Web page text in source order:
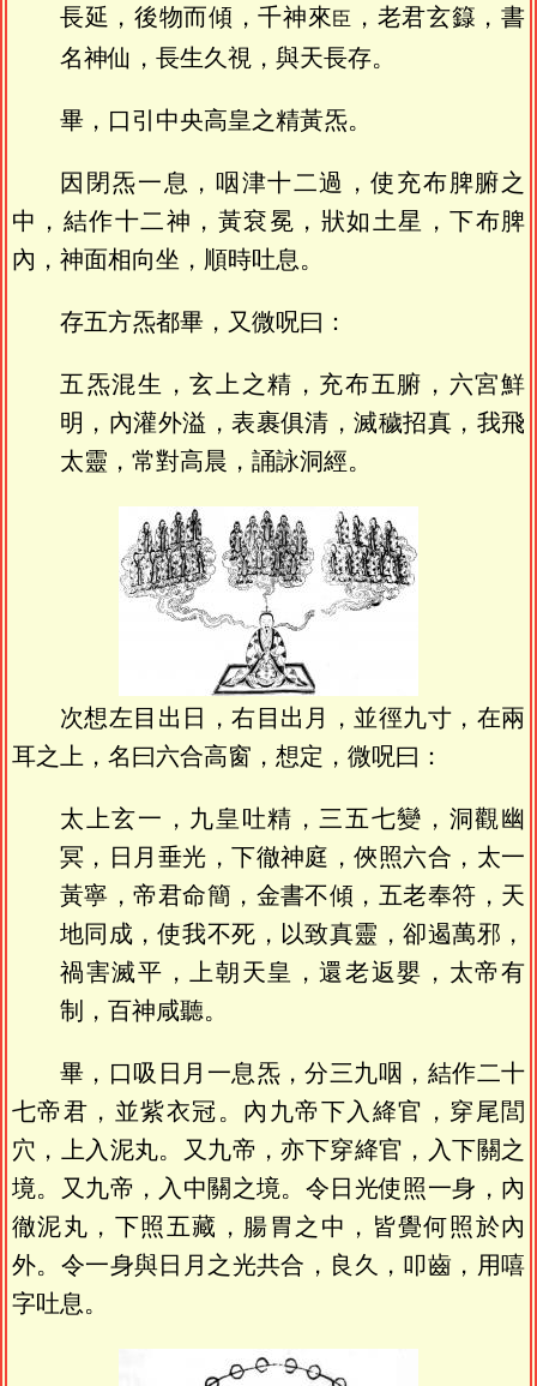
長延，後物而傾，千神來臣
，老君玄籙，書
名神仙，長生久視，與天長存。
畢，口引中央高皇之精黃炁。
因閉炁一息，咽津十二過，使充布脾腑之
中，結作十二神，黃袞冕，狀如土星，下布脾
內，神面相向坐，順時吐息。
存五方炁都畢，又微呪曰：
五炁混生，玄上之精，充布五腑，六宮鮮
明，內灌外溢，表裹俱清，滅穢招真，我飛
太靈，常對高晨，誦詠洞經。
次想左目出日，右目出月，並徑九寸，在兩
耳之上，名曰六合高窗，想定，微呪曰：
太上玄一，九皇吐精，三五七變，洞觀幽
冥，日月垂光，下徹神庭，俠照六合，太一
黃寧，帝君命簡，金書不傾，五老奉符，天
地同成，使我不死，以致真靈，卻遏萬邪，
禍害滅平，上朝天皇，還老返嬰，太帝有
制，百神咸聽。
畢，口吸日月一息炁，分三九咽，結作二十
七帝君，並紫衣冠。內九帝下入絳官，穿尾閭
穴，上入泥丸。又九帝，亦下穿絳官，入下關之
境。又九帝，入中關之境。令日光使照一身，內
徹泥丸，下照五藏，腸胃之中，皆覺何照於內
外。令一身與日月之光共合，良久，叩齒，用嘻
字吐息。